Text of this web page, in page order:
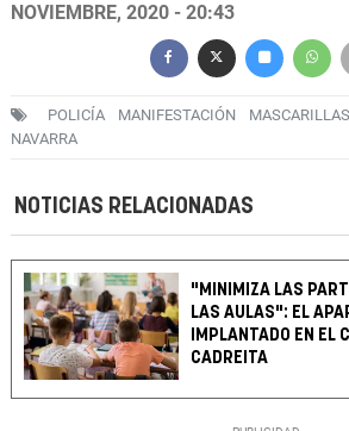
NOVIEMBRE, 2020 - 20:43
POLICÍA MANIFESTACIÓN MASCARILLAS
NAVARRA
NOTICIAS RELACIONADAS
"MINIMIZA LAS
LAS AULAS": EL
IMPLANTADO EN EL
CADREITA